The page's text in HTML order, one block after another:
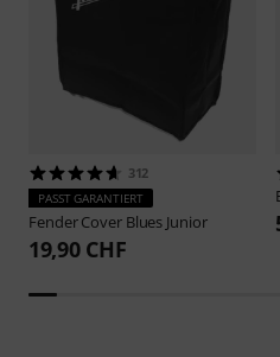
312
PASST GARANTIERT
FenderCover Blues Junior
19,90 CHF